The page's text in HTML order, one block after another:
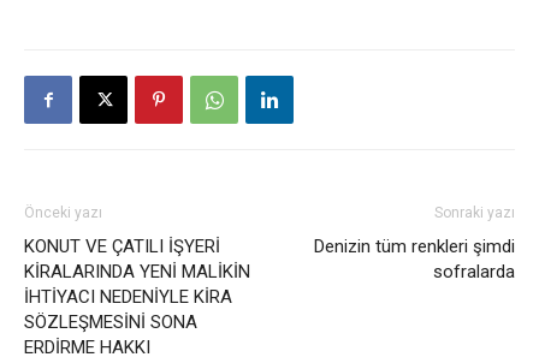
Önceki yazı
KONUT VE ÇATILI İŞYERİ
KİRALARINDA YENİ MALİKİN
İHTİYACI NEDENİYLE KİRA
SÖZLEŞMESİNİ SONA
ERDİRME HAKKI
Sonraki yazı
Denizin tüm renkleri şimdi
sofralarda